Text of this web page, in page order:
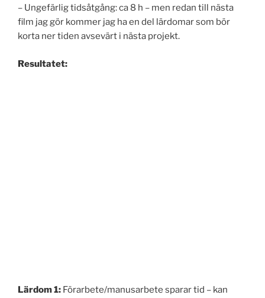
– Ungefärlig tidsåtgång: ca 8 h – men redan till nästa
film jag gör kommer jag ha en del lärdomar som bör
korta ner tiden avsevärt i nästa projekt.
Resultatet:
Lärdom 1: Förarbete/manusarbete sparar tid – kan